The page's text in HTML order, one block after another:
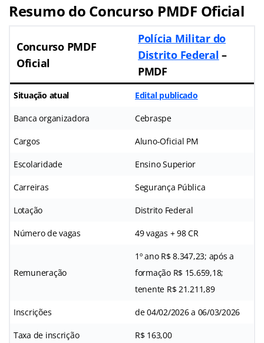
Resumo do Concurso PMDF Oficial
Concurso PMDF
Oficial
Polícia Militar do
Distrito Federal –
PMDF
Situação atual Edital publicado
Banca organizadora Cebraspe
Cargos Aluno-Oficial PM
Escolaridade Ensino Superior
Carreiras Segurança Pública
Lotação Distrito Federal
Número de vagas 49 vagas + 98 CR
Remuneração
1º ano R$ 8.347,23; após a
formação R$ 15.659,18;
tenente R$ 21.211,89
Inscrições de 04/02/2026 a 06/03/2026
Taxa de inscrição R$ 163,00